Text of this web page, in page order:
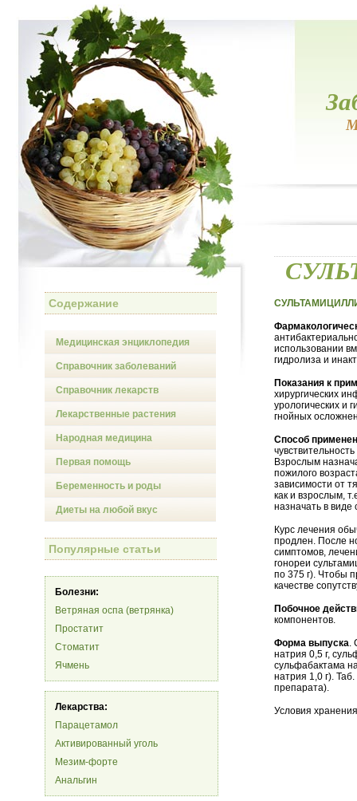
Содержание
Медицинская энциклопедия
Справочник заболеваний
Справочник лекарств
Лекарственные растения
Народная медицина
Первая помощь
Беременность и роды
Диеты на любой вкус
Популярные статьи
Болезни:
Ветряная оспа (ветрянка)
Простатит
Стоматит
Ячмень
Лекарства:
Парацетамол
Активированный уголь
Мезим-форте
Анальгин
использовании
гидролиза и
Показания к
хирургических
урологических и
гнойных
Способ
Взрослым
пожилого
зависимости от
как и взрослым,
назначать в виде
Курс лечения
продлен. После
симптомов,
гонореи
по 375 г). Чтобы
качестве
Побочное
компонентов.
Форма выпуска.
натрия 0,5 г,
сульфабактама
натрия 1,0 г).
препарата).
Условия